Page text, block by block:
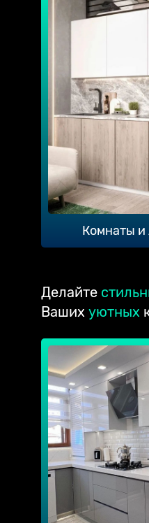
Комнаты
Делайте
Ваших уютных